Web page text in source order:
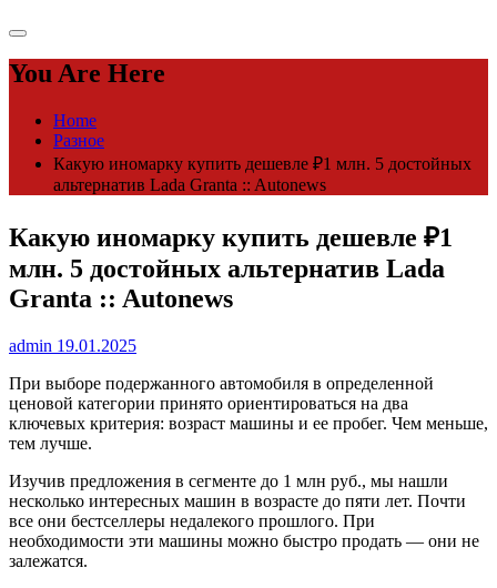
You Are Here
Home
Разное
Какую иномарку купить дешевле ₽1 млн. 5 достойных
альтернатив Lada Granta :: Autonews
Какую иномарку купить дешевле ₽1
млн. 5 достойных альтернатив Lada
Granta :: Autonews
admin 19.01.2025
При выборе подержанного автомобиля в определенной
ценовой категории принято ориентироваться на два
ключевых критерия: возраст машины и ее пробег. Чем меньше,
тем лучше.
Изучив предложения в сегменте до 1 млн руб., мы нашли
несколько интересных машин в возрасте до пяти лет. Почти
все они бестселлеры недалекого прошлого. При
необходимости эти машины можно быстро продать — они не
залежатся.